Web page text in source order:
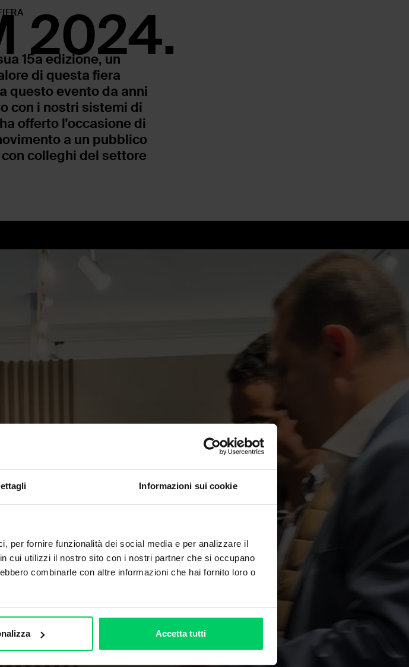
Informazioni sui cookie
per fornire funzionalità dei social media e per analizzare il
cui utilizzi il nostro sito con i nostri partner che si occupano
combinarle con altre informazioni che hai fornito loro o
Accetta tutti
2024.
15a edizione, un
di questa fiera
questo evento da anni
con i nostri sistemi di
offerto l'occasione di
a un pubblico
colleghi del settore